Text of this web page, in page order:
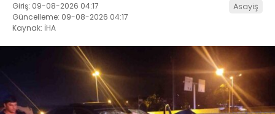
Giriş: 09-08-2026 04:17
Güncelleme: 09-08-2026 04:17
Kaynak: İHA
Asayiş